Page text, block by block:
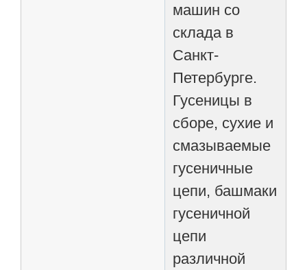
машин со
склада в
Санкт-
Петербурге.
Гусеницы в
сборе, сухие и
смазываемые
гусеничные
цепи, башмаки
гусеничной
цепи
различной